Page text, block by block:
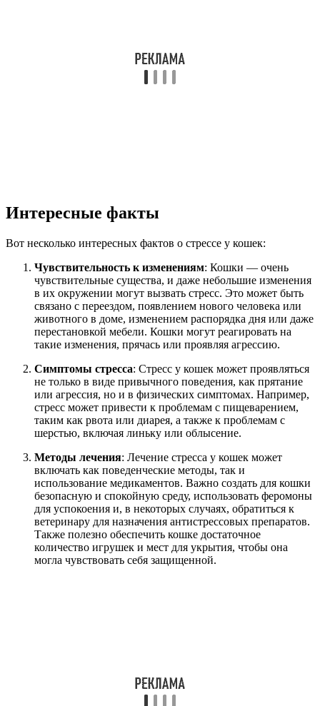
Интересные факты
Вот несколько интересных фактов о стрессе у кошек:
Чувствительность к изменениям: Кошки — очень
чувствительные существа, и даже небольшие изменения
в их окружении могут вызвать стресс. Это может быть
связано с переездом, появлением нового человека или
животного в доме, изменением распорядка дня или даже
перестановкой мебели. Кошки могут реагировать на
такие изменения, прячась или проявляя агрессию.
Симптомы стресса: Стресс у кошек может проявляться
не только в виде привычного поведения, как прятание
или агрессия, но и в физических симптомах. Например,
стресс может привести к проблемам с пищеварением,
таким как рвота или диарея, а также к проблемам с
шерстью, включая линьку или облысение.
Методы лечения: Лечение стресса у кошек может
включать как поведенческие методы, так и
использование медикаментов. Важно создать для кошки
безопасную и спокойную среду, использовать феромоны
для успокоения и, в некоторых случаях, обратиться к
ветеринару для назначения антистрессовых препаратов.
Также полезно обеспечить кошке достаточное
количество игрушек и мест для укрытия, чтобы она
могла чувствовать себя защищенной.